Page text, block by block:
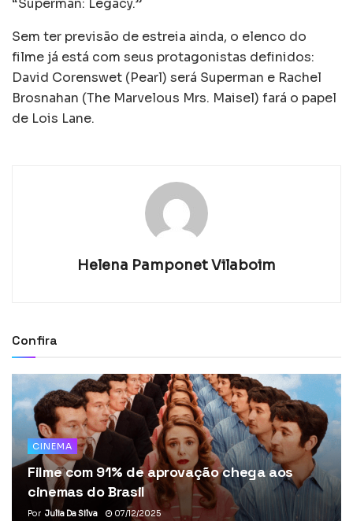
“Superman: Legacy.”
Sem ter previsão de estreia ainda, o elenco do
filme já está com seus protagonistas definidos:
David Corenswet (Pearl) será Superman e Rachel
Brosnahan (The Marvelous Mrs. Maisel) fará o papel
de Lois Lane.
Helena Pamponet Vilaboim
Confira
CINEMA
Filme com 91% de aprovação chega aos
cinemas do Brasil
Por Julia Da Silva 07/12/2025